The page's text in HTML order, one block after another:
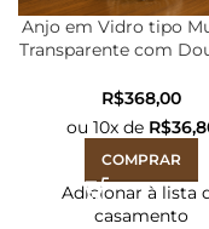
Anjo em Vidro tipo
Transparente com
R$
ou 10x de R$
COMPRAR
Adicionar à lista
casamento